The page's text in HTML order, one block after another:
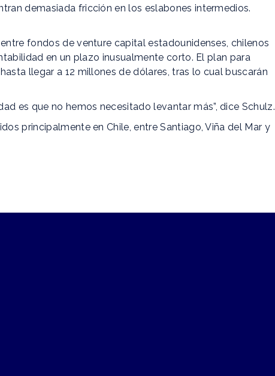
demasiada fricción en los eslabones intermedios.
fondos de venture capital estadounidenses, chilenos
en un plazo inusualmente corto. El plan para
llegar a 12 millones de dólares, tras lo cual buscarán
es que no hemos necesitado levantar más”, dice Schulz.
principalmente en Chile, entre Santiago, Viña del Mar y